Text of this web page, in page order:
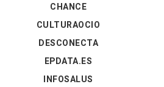
CHANCE
CULTURAOCIO
DESCONECTA
EPDATA.ES
INFOSALUS